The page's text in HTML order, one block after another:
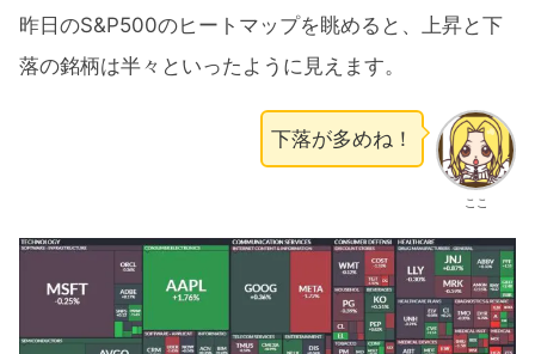
昨日のS&P500のヒートマップを眺めると、上昇と下
落の銘柄は半々といったように見えます。
ここ
下落が多めね！